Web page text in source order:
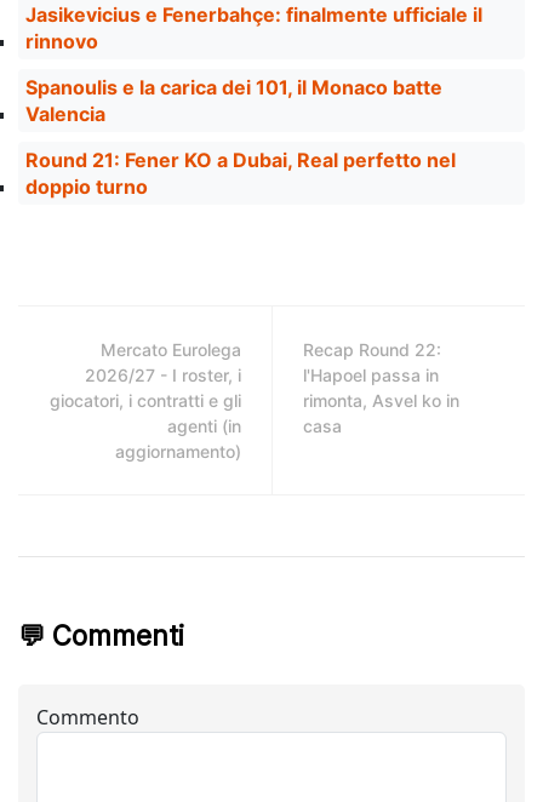
Jasikevicius e Fenerbahçe: finalmente ufficiale il
rinnovo
Spanoulis e la carica dei 101, il Monaco batte
Valencia
Round 21: Fener KO a Dubai, Real perfetto nel
doppio turno
Mercato Eurolega
2026/27 - I roster, i
giocatori, i contratti e gli
agenti (in
aggiornamento)
Recap Round 22:
l'Hapoel passa in
rimonta, Asvel ko in
casa
💬 Commenti